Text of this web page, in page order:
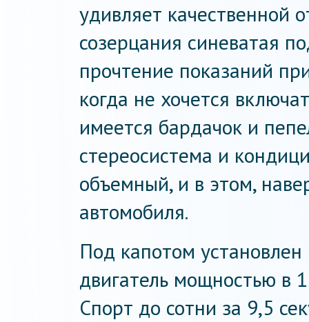
удивляет качественной
созерцания синеватая
прочтение показаний
когда не хочется
имеется бардачок и
стереосистема и
объемный, и в этом,
автомобиля.
Под капотом
двигатель мощностью в
Спорт до сотни за 9,5